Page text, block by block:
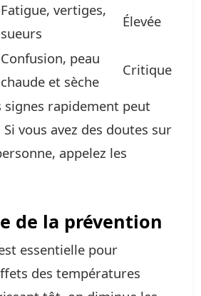
Fatigue, vertiges,
sueurs
Élevée
Confusion, peau
chaude et sèche
Critique
signes rapidement peut
vous avez des doutes sur
appelez les
de la prévention
essentielle pour
des températures